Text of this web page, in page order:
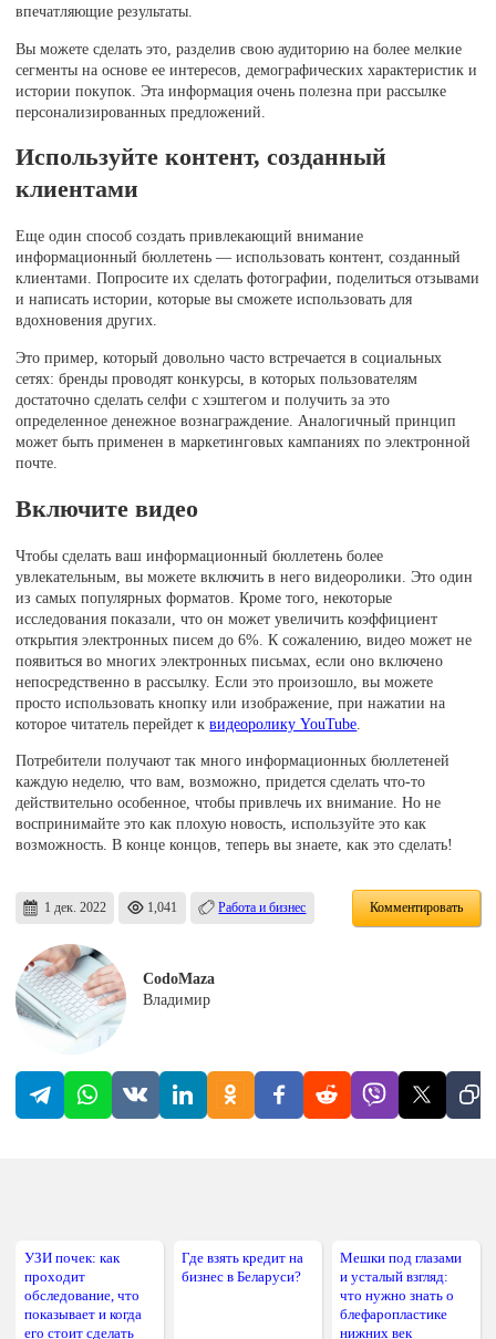
впечатляющие результаты.
Вы можете сделать это, разделив свою аудиторию на более мелкие
сегменты на основе ее интересов, демографических характеристик и
истории покупок. Эта информация очень полезна при рассылке
персонализированных предложений.
Используйте контент, созданный
клиентами
Еще один способ создать привлекающий внимание
информационный бюллетень — использовать контент, созданный
клиентами. Попросите их сделать фотографии, поделиться отзывами
и написать истории, которые вы сможете использовать для
вдохновения других.
Это пример, который довольно часто встречается в социальных
сетях: бренды проводят конкурсы, в которых пользователям
достаточно сделать селфи с хэштегом и получить за это
определенное денежное вознаграждение. Аналогичный принцип
может быть применен в маркетинговых кампаниях по электронной
почте.
Включите видео
Чтобы сделать ваш информационный бюллетень более
увлекательным, вы можете включить в него видеоролики. Это один
из самых популярных форматов. Кроме того, некоторые
исследования показали, что он может увеличить коэффициент
открытия электронных писем до 6%. К сожалению, видео может не
появиться во многих электронных письмах, если оно включено
непосредственно в рассылку. Если это произошло, вы можете
просто использовать кнопку или изображение, при нажатии на
которое читатель перейдет квидеоролику YouTube
Потребители получают так много информационных бюллетеней
каждую неделю, что вам, возможно, придется сделать что-то
действительно особенное, чтобы привлечь их внимание. Но не
воспринимайте это как плохую новость, используйте это как
возможность. В конце концов, теперь вы знаете, как это сделать!
1 дек. 2022 1,041 Работа и бизнес Комментировать
CodoMaza
Владимир
УЗИ почек: как
проходит
обследование, что
показывает и когда
его стоит сделать
Где взять кредит на
бизнес в Беларуси?
Мешки под глазами
и усталый взгляд:
что нужно знать о
блефаропластике
нижних век